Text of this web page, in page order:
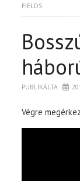
FIELDS
PUBLIKÁLTA
Végre